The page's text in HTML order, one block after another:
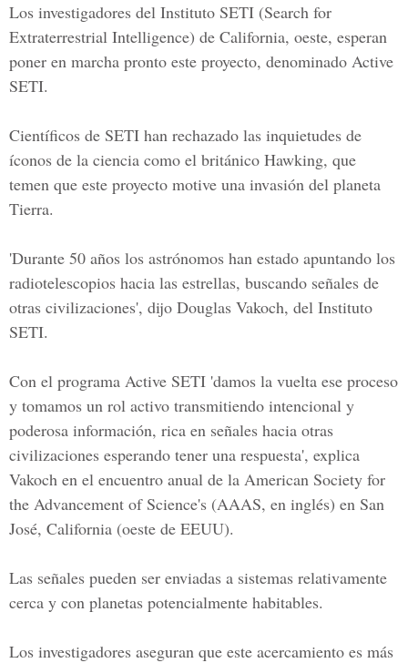
Los investigadores del Instituto SETI (Search for
Extraterrestrial Intelligence) de California, oeste, esperan
poner en marcha pronto este proyecto, denominado Active
SETI.
Científicos de SETI han rechazado las inquietudes de
íconos de la ciencia como el británico Hawking, que
temen que este proyecto motive una invasión del planeta
Tierra.
'Durante 50 años los astrónomos han estado apuntando los
radiotelescopios hacia las estrellas, buscando señales de
otras civilizaciones', dijo Douglas Vakoch, del Instituto
SETI.
Con el programa Active SETI 'damos la vuelta ese proceso
y tomamos un rol activo transmitiendo intencional y
poderosa información, rica en señales hacia otras
civilizaciones esperando tener una respuesta', explica
Vakoch en el encuentro anual de la American Society for
the Advancement of Science's (AAAS, en inglés) en San
José, California (oeste de EEUU).
Las señales pueden ser enviadas a sistemas relativamente
cerca y con planetas potencialmente habitables.
Los investigadores aseguran que este acercamiento es más